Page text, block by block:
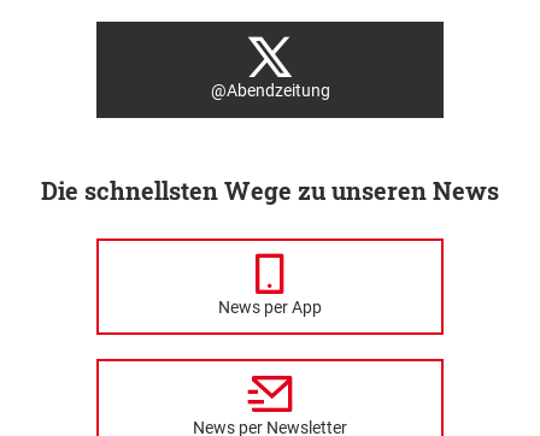
@Abendzeitung
Die schnellsten Wege zu unseren News
News per App
News per Newsletter